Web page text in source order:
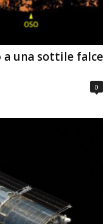
a una sottile falce
0